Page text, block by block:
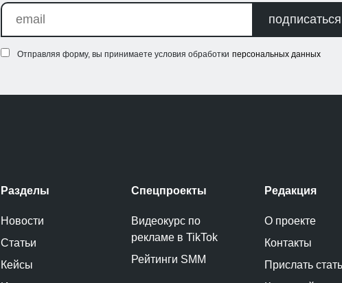
подписаться
Отправляя форму, вы принимаете условия обработки персональных данных
Разделы
Новости
Статьи
Кейсы
Спецпроекты
Видеокурс по
рекламе в TikTok
Рейтинги SMM
Редакция
О проекте
Контакты
Прислать